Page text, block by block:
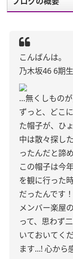
こんばんは。
乃木坂46 6期
…無くしもの
ずっと、どこ
た帽子が、ひ
中は散々探し
ったんだと諦
この帽子は今
を観に行った
だったんです！
メンバー楽屋
って、思わず
いておいてく
ます...! 心から